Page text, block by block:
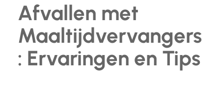
Afvallen met
Maaltijdvervangers
: Ervaringen en Tips